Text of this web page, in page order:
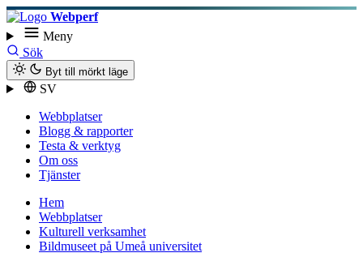
Webperf
Meny
Sök
Byt till mörkt läge
SV
Webbplatser
Blogg & rapporter
Testa & verktyg
Om oss
Tjänster
Hem
Webbplatser
Kulturell verksamhet
Bildmuseet på Umeå universitet